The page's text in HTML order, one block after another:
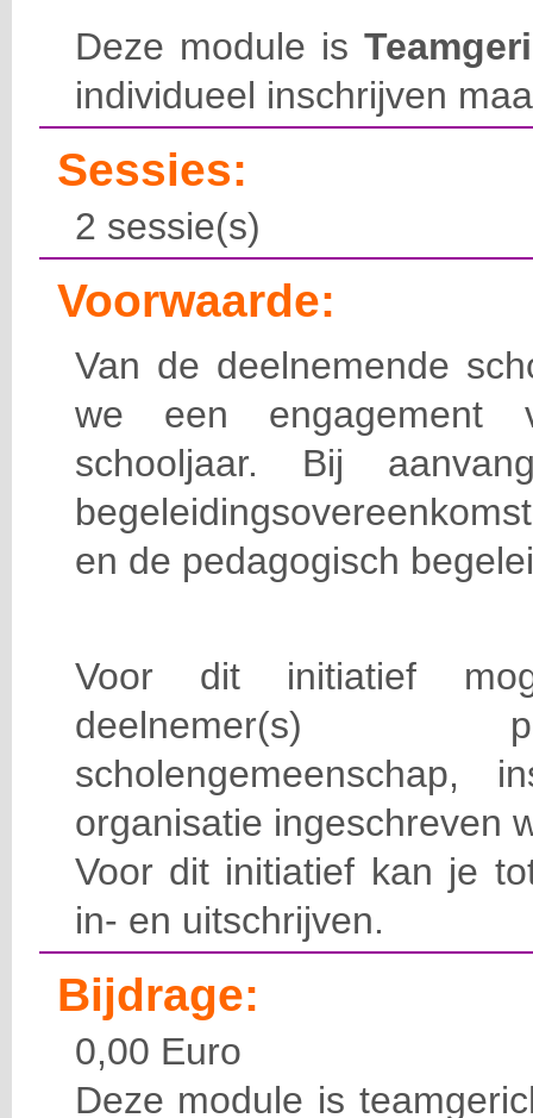
Deze module is
individueel inschrijven
Sessies:
2 sessie(s)
Voorwaarde:
Van de deelnemende
we een
schooljaar. Bij
en de pedagogisch
Voor dit initiatief
deelnemer(s)
scholengemeenschap,
organisatie ingeschreven
Voor dit initiatief kan je
in- en uitschrijven.
Bijdrage:
0,00 Euro
Deze module is